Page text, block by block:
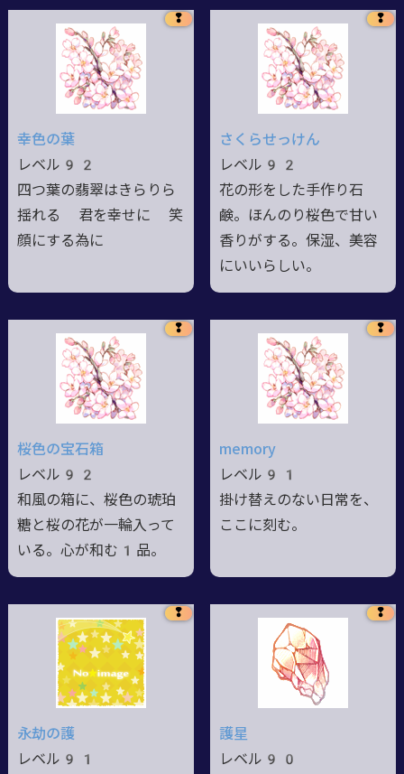
❢
幸色の葉
レベル92
四つ葉の翡翠はきらりら
揺れる 君を幸せに 笑
顔にする為に
❢
さくらせっけん
レベル92
花の形をした手作り石
鹸。ほんのり桜色で甘い
香りがする。保湿、美容
にいいらしい。
❢
桜色の宝石箱
レベル92
和風の箱に、桜色の琥珀
糖と桜の花が一輪入って
いる。心が和む1品。
❢
memory
レベル91
掛け替えのない日常を、
ここに刻む。
❢
永劫の護
レベル91
❢
護星
レベル90